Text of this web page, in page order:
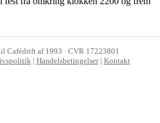
Cafédrift af 1993 · CVR 17223801
| Handelsbetingelser| Kontakt